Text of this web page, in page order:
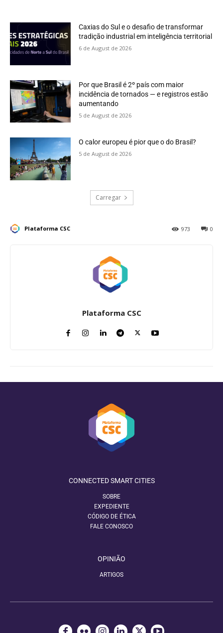
Caxias do Sul e o desafio de transformar
tradição industrial em inteligência territorial
6 de August de 2026
Por que Brasil é 2º país com maior
incidência de tornados — e registros estão
aumentando
5 de August de 2026
O calor europeu é pior que o do Brasil?
5 de August de 2026
Carregar
Plataforma CSC 0
973
Plataforma CSC
CONNECTED SMART CITIES
SOBRE
EXPEDIENTE
CÓDIGO DE ÉTICA
FALE CONOSCO
OPINIÃO
ARTIGOS